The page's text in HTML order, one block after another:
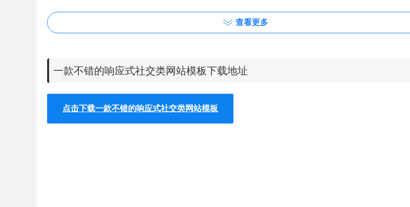
查看更多
一款不错的响应式社交类网站模板下载地址
点击下载一款不错的响应式社交类网站模板